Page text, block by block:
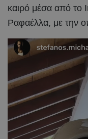
καιρό μέσα από το
Ραφαέλλα, με την